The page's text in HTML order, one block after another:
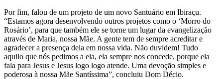
Por fim, falou de um projeto de um novo Santuário em Ibiraçu.
“Estamos agora desenvolvendo outros projetos como o ‘Morro do
Rosário’, para que também ele se torne um lugar da evangelização
através de Maria, nossa Mãe. A gente tem de sempre acreditar e
agradecer a presença dela em nossa vida. Não duvidem! Tudo
aquilo que nós pedimos a ela, ela sempre nos concede, porque ela
fala para Jesus e Jesus logo logo atende. Uma devoção simples e
poderosa à nossa Mãe Santíssima”, concluiu Dom Décio.